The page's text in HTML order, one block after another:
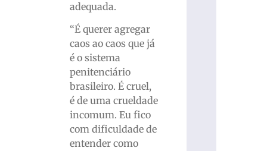
adequada.
“É querer agregar
caos ao caos que já
é o sistema
penitenciário
brasileiro. É cruel,
é de uma crueldade
incomum. Eu fico
com dificuldade de
entender como